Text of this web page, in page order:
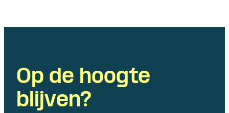
Op de hoogte
blijven?